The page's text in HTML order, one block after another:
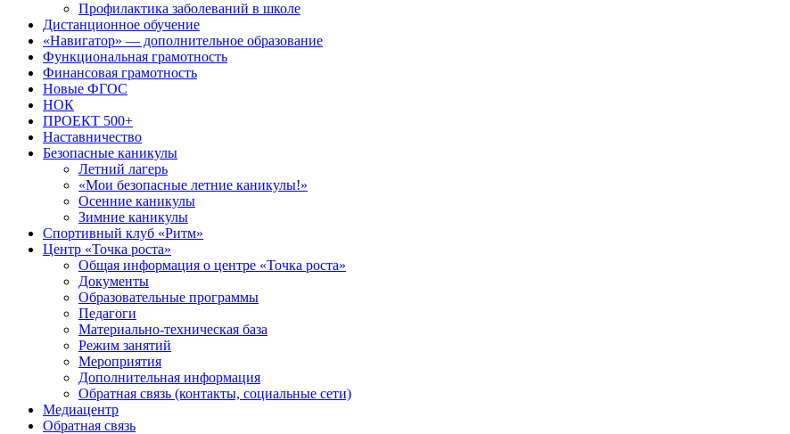
Профилактика заболеваний в школе
Дистанционное обучение
«Навигатор» — дополнительное образование
Функциональная грамотность
Финансовая грамотность
Новые ФГОС
НОК
ПРОЕКТ 500+
Наставничество
Безопасные каникулы
Летний лагерь
«Мои безопасные летние каникулы!»
Осенние каникулы
Зимние каникулы
Спортивный клуб «Ритм»
Центр «Точка роста»
Общая информация о центре «Точка роста»
Документы
Образовательные программы
Педагоги
Материально-техническая база
Режим занятий
Мероприятия
Дополнительная информация
Обратная связь (контакты, социальные сети)
Медиацентр
Обратная связь